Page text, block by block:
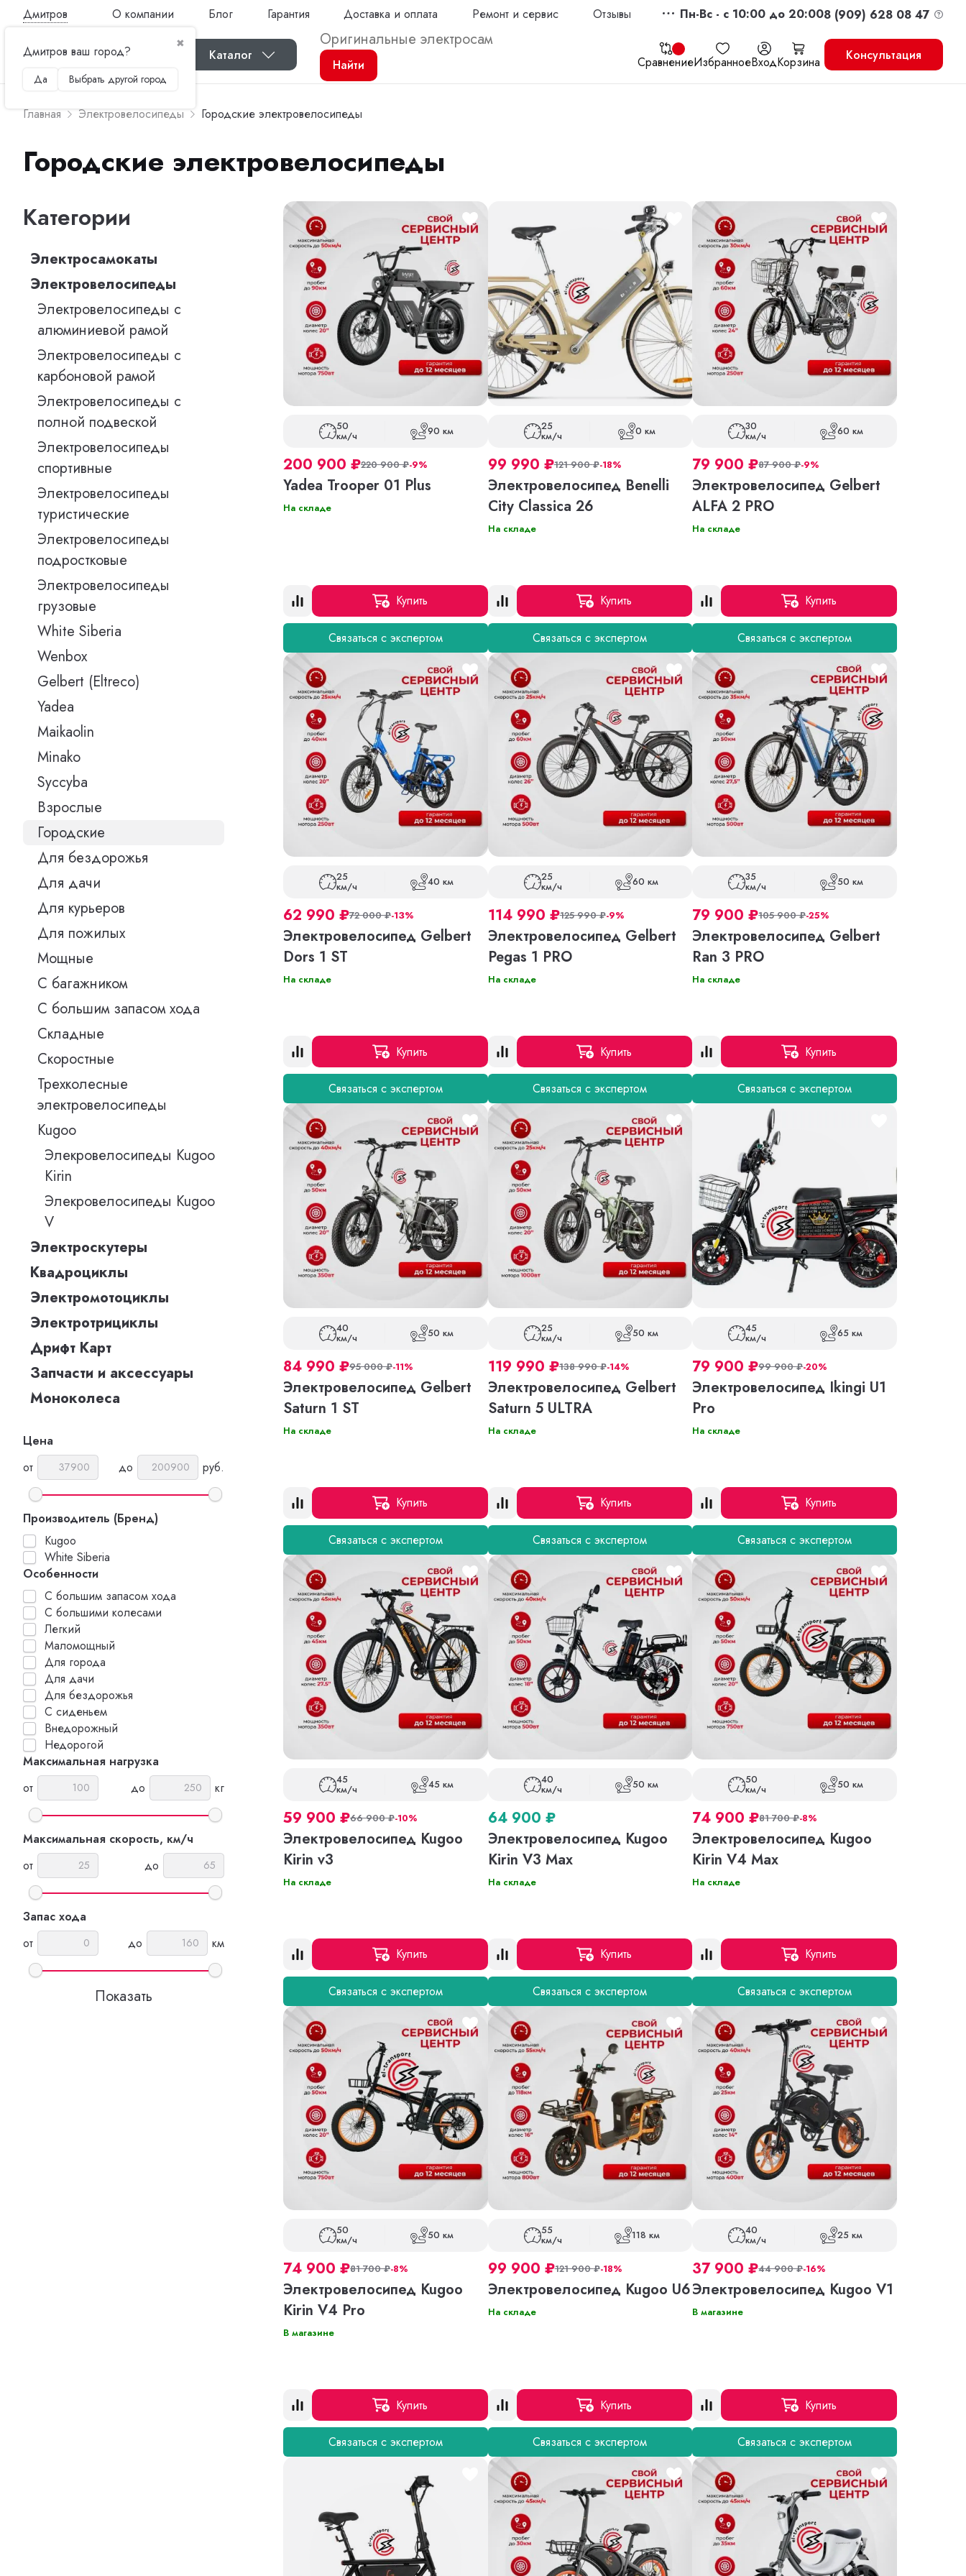
Дмитров
✖
Дмитров ваш город?
Да Выбрать другой город
О компании Блог Гарантия Доставка и оплата Ремонт и сервис Отзывы Пн-Вс - c 10:00 до 20:008 (909) 628 08 47
Каталог СравнениеИзбранноеВходКорзина
Найти
Консультация
Главная Электровелосипеды Городские электровелосипеды
Городские электровелосипеды
Категории
Электросамокаты
Электровелосипеды
Электровелосипеды с
алюминиевой рамой
Электровелосипеды с
карбоновой рамой
Электровелосипеды с
полной подвеской
Электровелосипеды
спортивные
Электровелосипеды
туристические
Электровелосипеды
подростковые
Электровелосипеды
грузовые
White Siberia
Wenbox
Gelbert (Eltreco)
Yadea
Maikaolin
Minako
Syccyba
Взрослые
Городские
Для бездорожья
Для дачи
Для курьеров
Для пожилых
Мощные
С багажником
С большим запасом хода
Складные
Скоростные
Трехколесные
электровелосипеды
Kugoo
Элекровелосипеды Kugoo
Kirin
Элекровелосипеды Kugoo
V
Электроскутеры
Квадроциклы
Электромотоциклы
Электротрициклы
Дрифт Карт
Запчасти и аксессуары
Моноколеса
Цена
от
до руб.
Производитель (Бренд)
Kugoo
White Siberia
Особенности
С большим запасом хода
С большими колесами
Легкий
Маломощный
Для города
Для дачи
Для бездорожья
С сиденьем
Внедорожный
Недорогой
Максимальная нагрузка
от
до кг
Максимальная скорость, км/ч
от
до
Запас хода
от
до км
50
км/ч 90 км
200 900 ₽220 900₽-9%
Yadea Trooper 01 Plus
На складе
Купить
Связаться с экспертом
25
км/ч 0 км
99 990 ₽121 900₽-18%
Электровелосипед Benelli
City Classica 26
На складе
Купить
Связаться с экспертом
30
км/ч 60 км
79 900₽87 900₽-9%
Электровелосипед Gelbert
ALFA 2 PRO
На складе
Купить
Связаться с экспертом
25
км/ч 40 км
62 990 ₽72 000₽-13%
Электровелосипед Gelbert
Dors 1 ST
На складе
Купить
Связаться с экспертом
25
км/ч 60 км
114 990 ₽125 990₽-9%
Электровелосипед Gelbert
Pegas 1 PRO
На складе
Купить
Связаться с экспертом
35
км/ч 50 км
79 900₽105 900₽-25%
Электровелосипед Gelbert
Ran 3 PRO
На складе
Купить
Связаться с экспертом
40
км/ч 50 км
84 990 ₽95 000₽-11%
Электровелосипед Gelbert
Saturn 1 ST
На складе
Купить
Связаться с экспертом
25
км/ч 50 км
119 990 ₽138 990₽-14%
Электровелосипед Gelbert
Saturn 5 ULTRA
На складе
Купить
Связаться с экспертом
45
км/ч 65 км
79 900₽99 900₽-20%
Электровелосипед Ikingi U1
Pro
На складе
Купить
Связаться с экспертом
45
км/ч 45 км
59 900 ₽66 900₽-10%
Электровелосипед Kugoo
Kirin v3
На складе
Купить
Связаться с экспертом
40
км/ч 50 км
64 900 ₽
Электровелосипед Kugoo
Kirin V3 Max
На складе
Купить
Связаться с экспертом
50
км/ч 50 км
74 900₽81 700₽-8%
Электровелосипед Kugoo
Kirin V4 Max
На складе
Купить
Связаться с экспертом
50
км/ч 50 км
74 900 ₽81 700₽-8%
Электровелосипед Kugoo
Kirin V4 Pro
В магазине
Купить
Связаться с экспертом
55
км/ч 118 км
99 900 ₽121 900₽-18%
Электровелосипед Kugoo U6
На складе
Купить
Связаться с экспертом
40
км/ч 25 км
37 900₽44 900₽-16%
Электровелосипед Kugoo V1
В магазине
Купить
Связаться с экспертом